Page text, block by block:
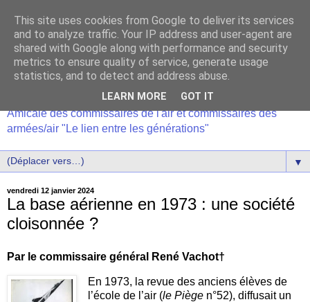
Amicale des commissaires de l'air et commissaires des
armées/air "Le lien entre les générations"
▼
vendredi 12 janvier 2024
La base aérienne en 1973 : une société
cloisonnée ?
Par le commissaire général René Vachot†
En 1973, la revue des anciens élèves de
l’école de l’air (le Piègen°52), diffusait un
This site uses cookies from Google to deliver its services
and to analyze traffic. Your IP address and user-agent are
shared with Google along with performance and security
metrics to ensure quality of service, generate usage
statistics, and to detect and address abuse.
LEARN MORE GOT IT